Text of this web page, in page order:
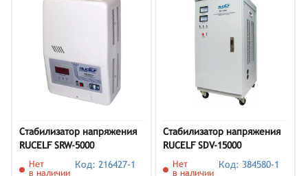
Стабилизатор напряжения
RUCELF SRW-5000
Нет
в наличии
Код: 216427-1
Стабилизатор напряжения
RUCELF SDV-15000
Нет
в наличии
Код: 384580-1